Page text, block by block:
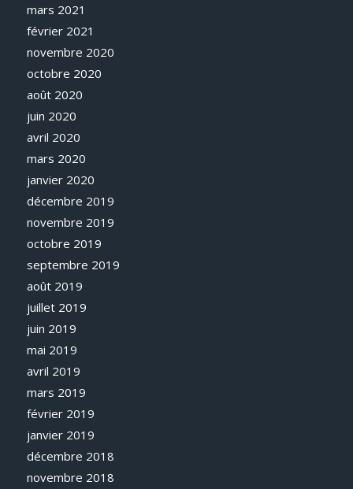
mars 2021
février 2021
novembre 2020
octobre 2020
août 2020
juin 2020
avril 2020
mars 2020
janvier 2020
décembre 2019
novembre 2019
octobre 2019
septembre 2019
août 2019
juillet 2019
juin 2019
mai 2019
avril 2019
mars 2019
février 2019
janvier 2019
décembre 2018
novembre 2018